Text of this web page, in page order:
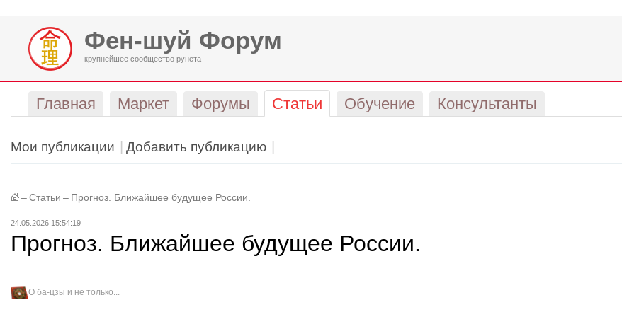
Фен-шуй Форум
крупнейшее сообщество рунета
Главная Маркет Форумы Статьи Обучение Консультанты
Мои публикации Добавить публикацию
– Статьи – Прогноз. Ближайшее будущее России.
24.05.2026 15:54:19
Прогноз. Ближайшее будущее России.
О ба-цзы и не только...